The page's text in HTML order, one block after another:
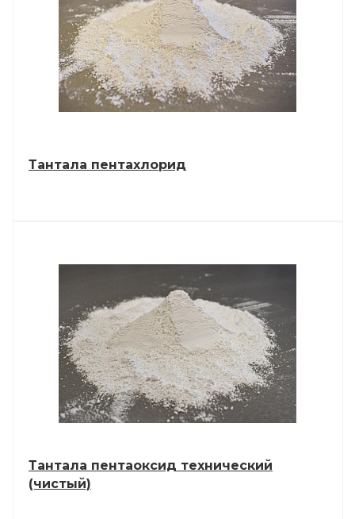
Тантала пентахлорид
Тантала пентаоксид технический
(чистый)